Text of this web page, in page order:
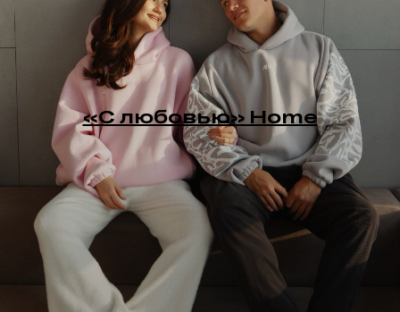
«С любовью» Home